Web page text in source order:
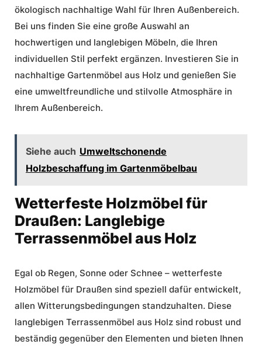
ökologisch nachhaltige Wahl für Ihren Außenbereich.
Bei uns finden Sie eine große Auswahl an
hochwertigen und langlebigen Möbeln, die Ihren
individuellen Stil perfekt ergänzen. Investieren Sie in
nachhaltige Gartenmöbel aus Holz und genießen Sie
eine umweltfreundliche und stilvolle Atmosphäre in
Ihrem Außenbereich.
Siehe auch Umweltschonende
Holzbeschaffung im Gartenmöbelbau
Wetterfeste Holzmöbel für
Draußen: Langlebige
Terrassenmöbel aus Holz
Egal ob Regen, Sonne oder Schnee – wetterfeste
Holzmöbel für Draußen sind speziell dafür entwickelt,
allen Witterungsbedingungen standzuhalten. Diese
langlebigen Terrassenmöbel aus Holz sind robust und
beständig gegenüber den Elementen und bieten Ihnen